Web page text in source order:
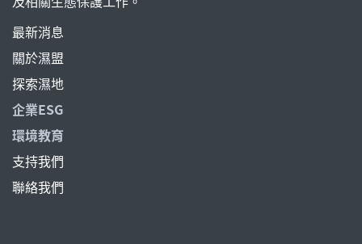
最新消息
關於濕盟
探索濕地
企業ESG
環境教育
支持我們
聯絡我們